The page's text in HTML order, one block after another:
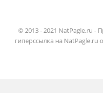
© 2013 - 2021 NatPagle.ru -
гиперссылка на NatPagle.ru